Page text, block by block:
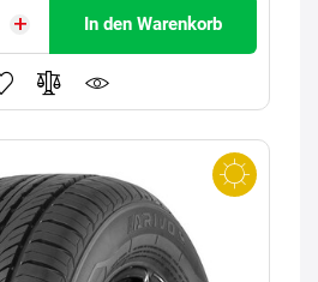
In den Warenkorb